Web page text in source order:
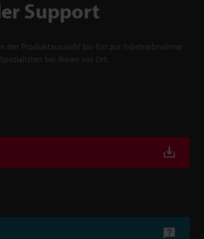
Support
der Produktauswahl bis hin zur Inbetriebnahme
bei Ihnen vor Ort.